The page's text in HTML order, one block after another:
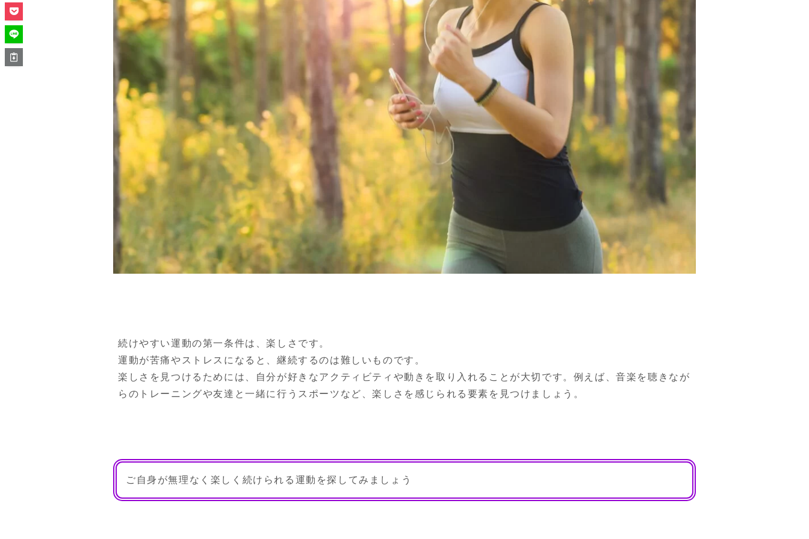
続けやすい運動の第一条件は、楽しさです。
運動が苦痛やストレスになると、継続するのは難しいものです。
楽しさを見つけるためには、自分が好きなアクティビティや動きを取り入れることが大切です。例えば、音楽を聴きなが
らのトレーニングや友達と一緒に行うスポーツなど、楽しさを感じられる要素を見つけましょう。
ご自身が無理なく楽しく続けられる運動を探してみましょう